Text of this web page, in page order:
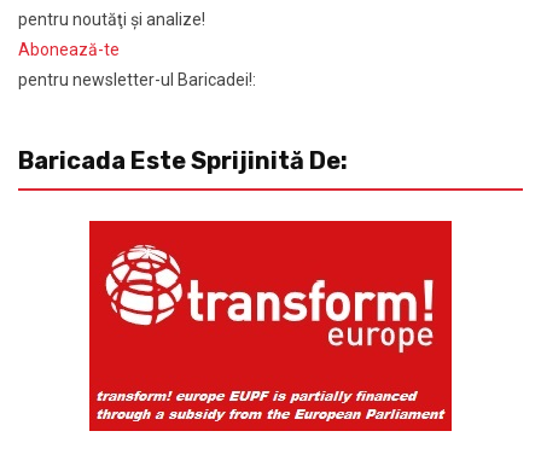
pentru noutăţi şi analize!
Abonează-te
pentru newsletter-ul Baricadei!:
Baricada Este Sprijinită De: